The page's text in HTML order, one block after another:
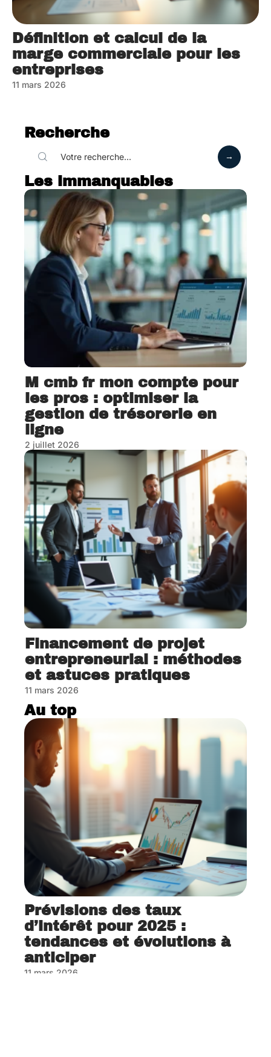
Définition et calcul de la
marge commerciale pour les
entreprises
11 mars 2026
Recherche
Les immanquables
M cmb fr mon compte pour
les pros : optimiser la
gestion de trésorerie en
ligne
2 juillet 2026
Financement de projet
entrepreneurial : méthodes
et astuces pratiques
11 mars 2026
Au top
Prévisions des taux
d’intérêt pour 2025 :
tendances et évolutions à
anticiper
11 mars 2026